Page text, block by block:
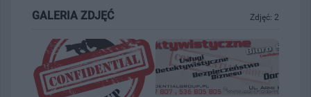
Zdjęć: 2
GALERIA ZDJĘĆ